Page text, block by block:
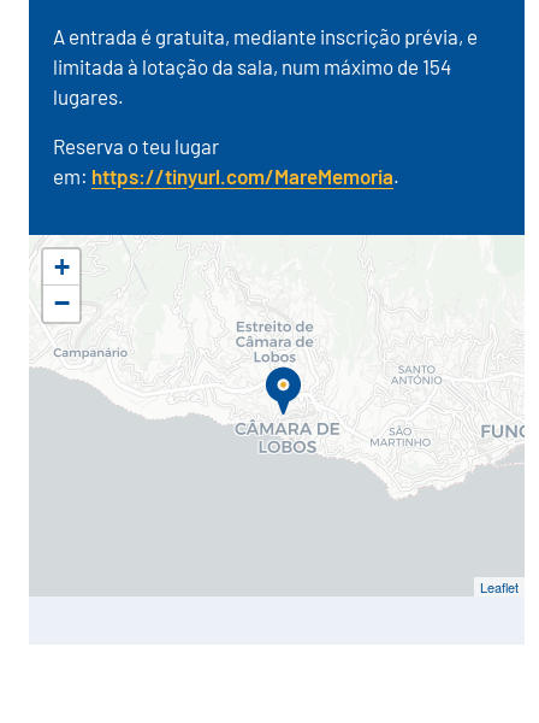
A entrada é gratuita, mediante inscrição prévia, e
limitada à lotação da sala, num máximo de 154
lugares.
Reserva o teu lugar
em: https://tinyurl.com/MareMemoria.
+
−
Leaflet